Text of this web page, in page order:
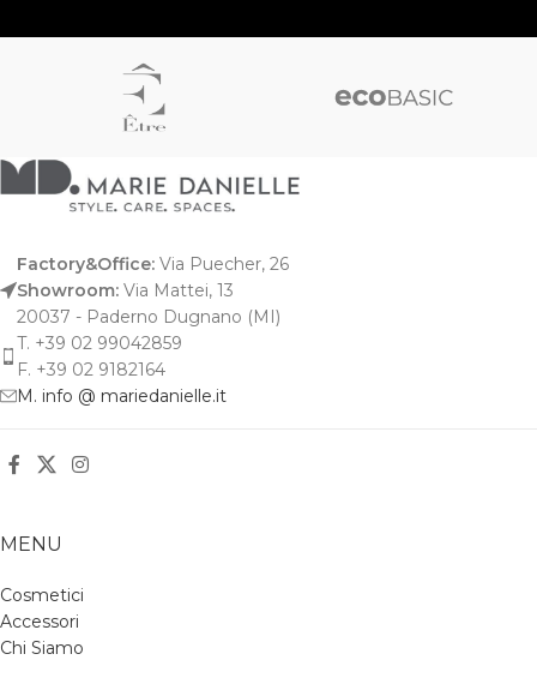
Factory&Office: Via Puecher, 26
Showroom: Via Mattei, 13
20037 - Paderno Dugnano (MI)
T. +39 02 99042859
F. +39 02 9182164
M. info @ mariedanielle.it
MENU
Cosmetici
Accessori
Chi Siamo